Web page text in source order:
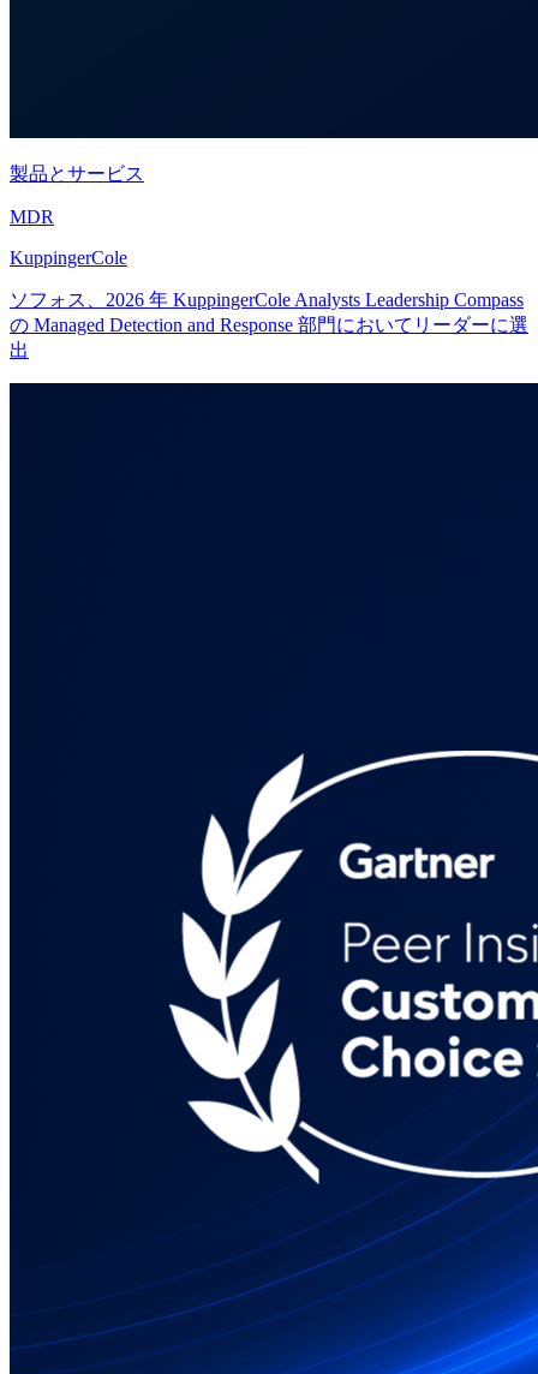
製品とサービス
MDR
KuppingerCole
ソフォス、2026 年 KuppingerCole Analysts Leadership Compass
の Managed Detection and Response 部門においてリーダーに選
出